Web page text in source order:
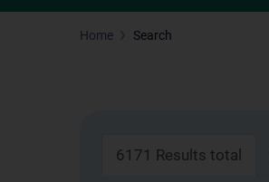
Home Search
6171 Results total